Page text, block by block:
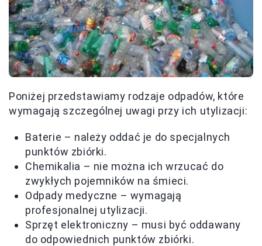
Poniżej przedstawiamy rodzaje odpadów, które
wymagają szczególnej uwagi przy ich utylizacji:
Baterie – należy oddać je do specjalnych
punktów zbiórki.
Chemikalia – nie można ich wrzucać do
zwykłych pojemników na śmieci.
Odpady medyczne – wymagają
profesjonalnej utylizacji.
Sprzęt elektroniczny – musi być oddawany
do odpowiednich punktów zbiórki.